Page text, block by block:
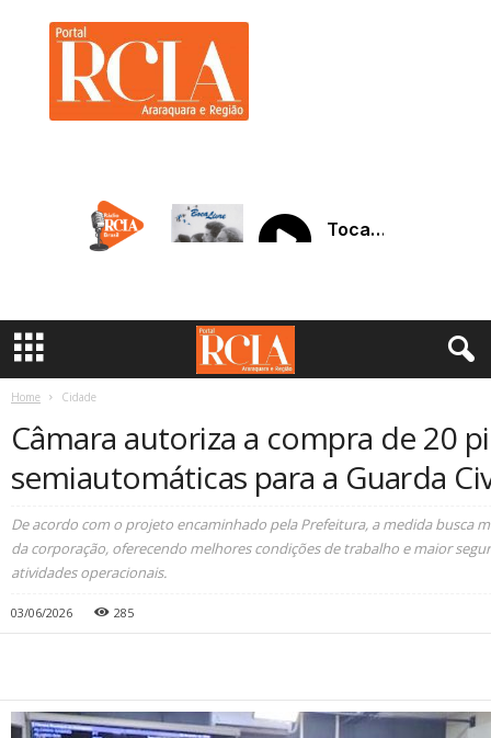
a
Home Cidade
Câmara autoriza a compra de 20
semiautomáticas para a Guarda
De acordo com o projeto encaminhado pela Prefeitura, a medida busca
da corporação, oferecendo melhores condições de trabalho e maior
atividades operacionais.
03/06/2026 285